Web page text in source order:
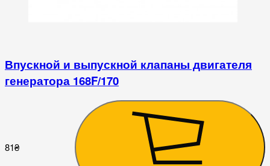
Впускной и выпускной клапаны двигателя
генератора 168F/170
81₴